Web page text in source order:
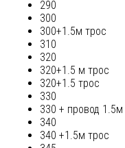
290
300
300+1.5м трос
310
320
320+1.5 м трос
320+1.5 трос
330
330 + провод 1.5м
340
340 +1.5м трос